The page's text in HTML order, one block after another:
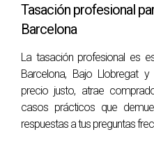
estrategia con un agente
precio basado en
fotos del anuncio. Como
ofertas dentro de una
Caso 2: La señora
La señora García había
Tasación profesional
Barcelona
La tasación profesional es
Barcelona, Bajo Llobregat
precio justo, atrae
casos prácticos que
respuestas a tus preguntas